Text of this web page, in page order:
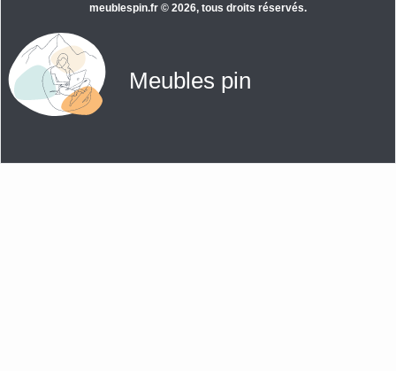
Meubles pin
meublespin.fr © 2026, tous droits réservés.